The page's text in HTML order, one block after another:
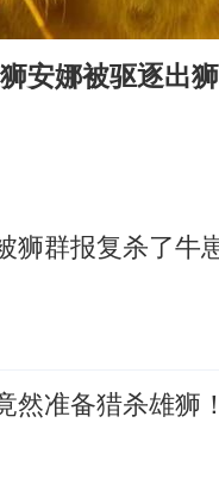
海报 负责人回应
NPC后人气爆棚
筑健康中国
安娜被驱逐出
群报复杀了牛
准备猎杀雄狮！